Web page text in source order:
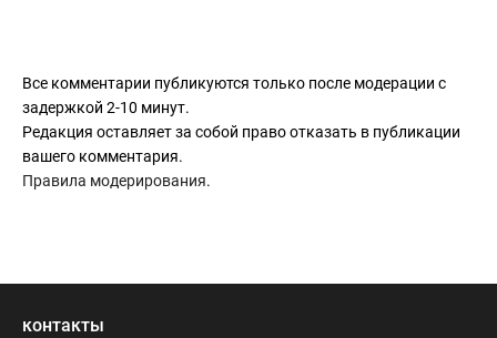
Все комментарии публикуются только после модерации с
задержкой 2-10 минут.
Редакция оставляет за собой право отказать в публикации
вашего комментария.
Правила модерирования.
контакты